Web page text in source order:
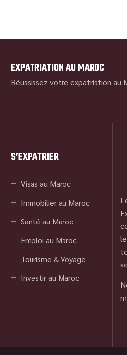
EXPATRIATION AU MAROC
Réussissez votre expatriation au
S’EXPATRIER
Visas au Maroc
Immobilier au Maroc
Santé au Maroc
Emploi au Maroc
Tourisme & Voyage
Investir au Maroc